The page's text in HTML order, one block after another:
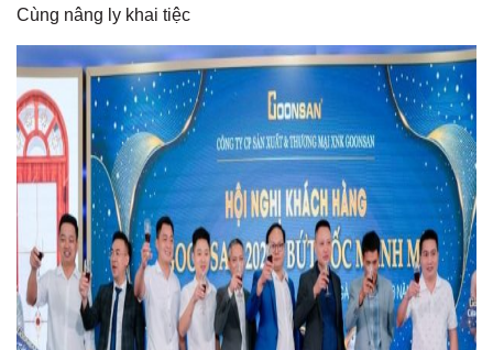
Cùng nâng ly khai tiệc